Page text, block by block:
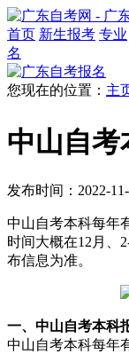
首页 新生报考 专业
名
您现在的位置： 主
中山自考
发布时间：2022-
中山自考本科每年
时间大概在12月、
布信息为准。
一、中山自考本科
中山自考本科每年